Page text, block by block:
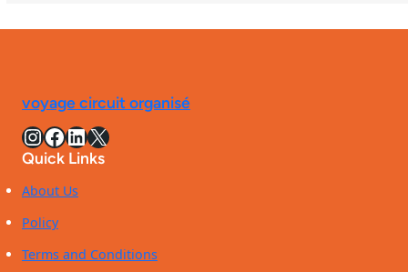
pas
en
2026
et
salle
de
bains
iconique
voyage circuit organisé
InstagramFacebook LinkedIn X
Quick Links
About Us
Policy
Terms and Conditions